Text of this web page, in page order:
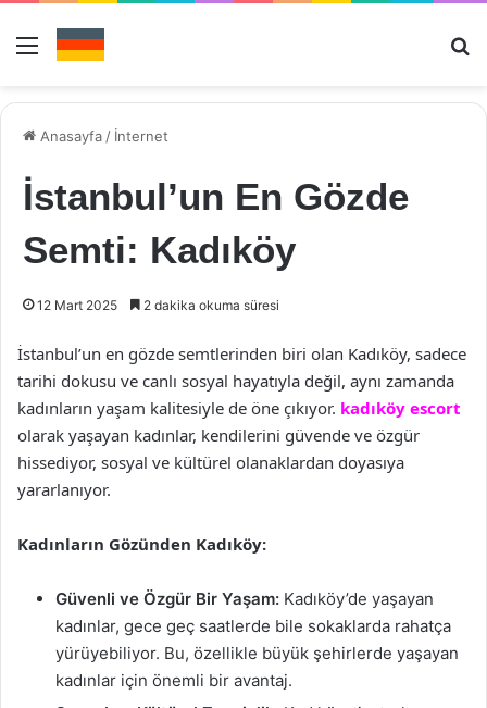
Menü
Anasayfa / İnternet
İstanbul’un En Gözde
Semti: Kadıköy
12 Mart 2025 2 dakika okuma süresi
İstanbul’un en gözde semtlerinden biri olan Kadıköy, sadece
tarihi dokusu ve canlı sosyal hayatıyla değil, aynı zamanda
kadınların yaşam kalitesiyle de öne çıkıyor. kadıköy escort
olarak yaşayan kadınlar, kendilerini güvende ve özgür
hissediyor, sosyal ve kültürel olanaklardan doyasıya
yararlanıyor.
Kadınların Gözünden Kadıköy:
Güvenli ve Özgür Bir Yaşam: Kadıköy’de yaşayan
kadınlar, gece geç saatlerde bile sokaklarda rahatça
yürüyebiliyor. Bu, özellikle büyük şehirlerde yaşayan
kadınlar için önemli bir avantaj.